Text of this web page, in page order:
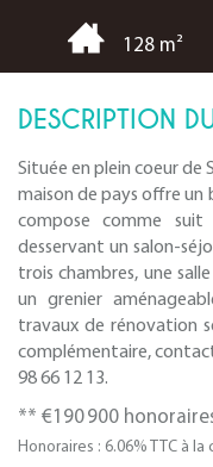
128 m²
DESCRIPTION
Située en plein coeur
maison de pays offre un
compose comme
desservant un salon-
trois chambres, une
un grenier
travaux de rénovation
complémentaire,
98 66 12 13.
** €190 900
Honoraires : 6.06% TTC à